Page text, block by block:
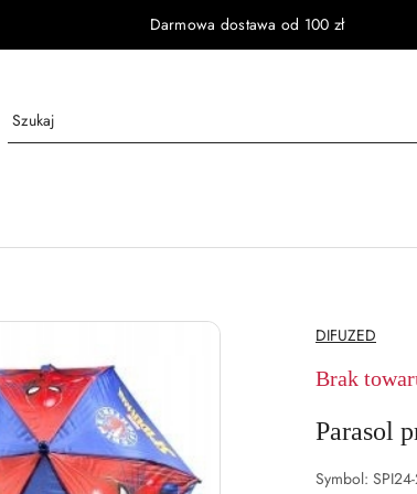
Darmowa dostawa od 100 zł
NAZWA
PRODUCENTA:
DIFUZED
Brak
Parasol
Symbol: